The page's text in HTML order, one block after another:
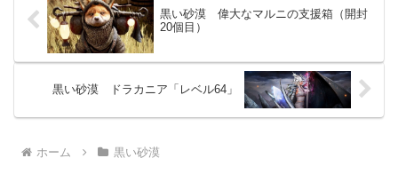
黒い砂漠 偉大なマルニの支援箱（開封
20個目）
黒い砂漠 ドラカニア「レベル64」
ホーム 黒い砂漠